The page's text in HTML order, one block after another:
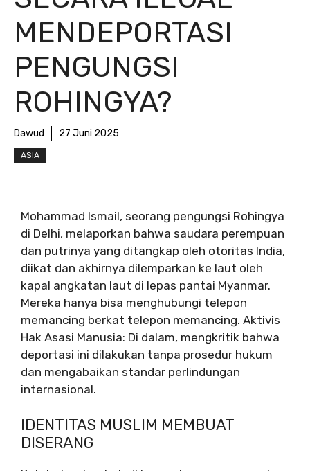
MENDEPORTASI
PENGUNGSI
ROHINGYA?
Dawud 27 Juni 2025
ASIA
Mohammad Ismail, seorang pengungsi Rohingya
di Delhi, melaporkan bahwa saudara perempuan
dan putrinya yang ditangkap oleh otoritas India,
diikat dan akhirnya dilemparkan ke laut oleh
kapal angkatan laut di lepas pantai Myanmar.
Mereka hanya bisa menghubungi telepon
memancing berkat telepon memancing. Aktivis
Hak Asasi Manusia: Di dalam, mengkritik bahwa
deportasi ini dilakukan tanpa prosedur hukum
dan mengabaikan standar perlindungan
internasional.
IDENTITAS MUSLIM MEMBUAT
DISERANG